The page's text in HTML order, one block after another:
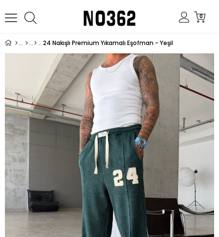
0
24 Nakışlı Premium Yıkamalı Eşofman - Yeşil